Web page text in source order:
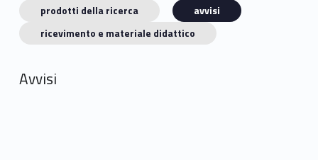
prodotti della ricerca
avvisi
ricevimento e materiale didattico
Avvisi